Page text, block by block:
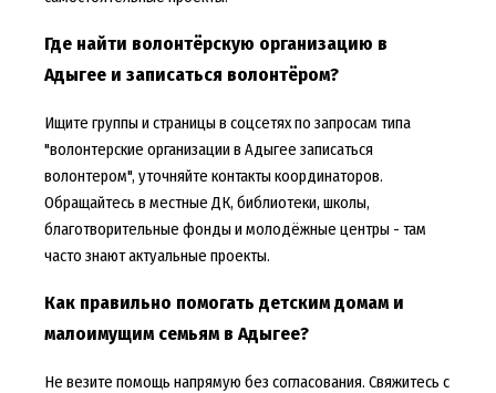
Где найти волонтёрскую организацию в
Адыгее и записаться волонтёром?
Ищите группы и страницы в соцсетях по запросам типа
"волонтерские организации в Адыгее записаться
волонтером", уточняйте контакты координаторов.
Обращайтесь в местные ДК, библиотеки, школы,
благотворительные фонды и молодёжные центры - там
часто знают актуальные проекты.
Как правильно помогать детским домам и
малоимущим семьям в Адыгее?
Не везите помощь напрямую без согласования. Свяжитесь с